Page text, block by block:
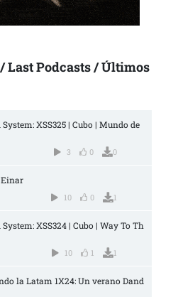
Last Podcasts / Últimos
XSS325 | Cubo | Mundo de
3 0 0
Einar
10 0 1
XSS324 | Cubo | Way To Th
10 1 1
la Latam 1X24: Un verano Dand